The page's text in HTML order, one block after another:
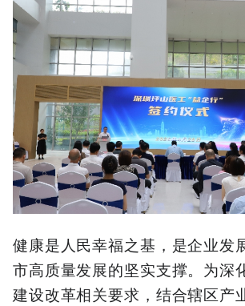
健康是人民幸福之基，是企业发
市高质量发展的坚实支撑。为深
建设改革相关要求，结合辖区产